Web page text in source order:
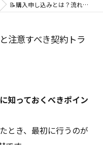
📝購入申し込みとは？流れと注意すべき契約トラブル事例を解説！🏡⚠️
注意すべき契約トラ
知っておくべきポイン
とき、最初に行うのが